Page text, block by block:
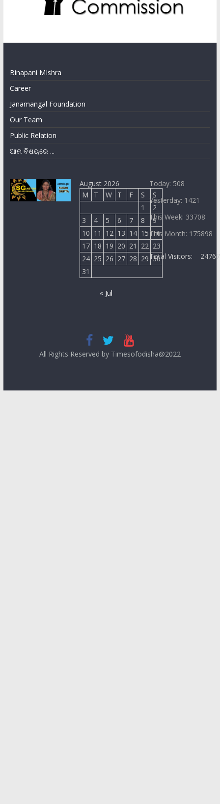
Binapani MIshra
Career
Janamangal Foundation
Our Team
Public Relation
ଆମ ବିଷୟରେ ...
August 2026
M
T W T F S
S
1
2
3
4 5 6 7 8
9
10 11 12 13 14 15 16
17 18 19 20 21 22 23
24 25 26 27 28 29 30
31
« Jul
Today: 508
Yesterday: 1421
This Week: 33708
This Month: 175898
Total Visitors:
All Rights Reserved by Timesofodisha@2022